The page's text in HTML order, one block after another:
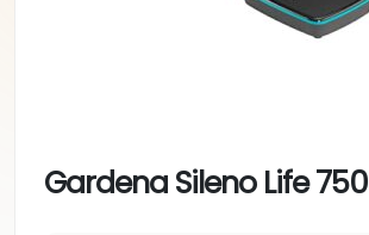
Gardena Sileno Life 750